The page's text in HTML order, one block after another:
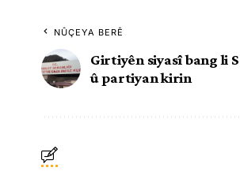
NÛÇEYA BERÊ
Girtiyên siyasî bang li
û partiyan kirin